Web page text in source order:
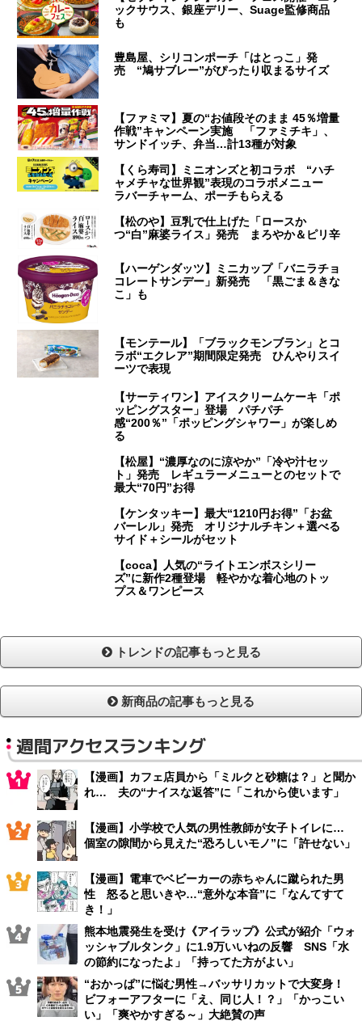
ックサウス、銀座デリー、Suage監修商品
も
豊島屋、シリコンポーチ「はとっこ」発
売 “鳩サブレー”がぴったり収まるサイズ
【ファミマ】夏の“お値段そのまま 45％増量
作戦”キャンペーン実施 「ファミチキ」、
サンドイッチ、弁当…計13種が対象
【くら寿司】ミニオンズと初コラボ “ハチ
ャメチャな世界観”表現のコラボメニュー
ラバーチャーム、ポーチもらえる
【松のや】豆乳で仕上げた「ロースか
つ“白”麻婆ライス」発売 まろやか＆ピリ辛
【ハーゲンダッツ】ミニカップ「バニラチョ
コレートサンデー」新発売 「黒ごま＆きな
こ」も
【モンテール】「ブラックモンブラン」とコ
ラボ“エクレア”期間限定発売 ひんやりスイ
ーツで表現
【サーティワン】アイスクリームケーキ「ポ
ッピングスター」登場 パチパチ
感“200％”「ポッピングシャワー」が楽しめ
る
【松屋】“濃厚なのに涼やか”「冷や汁セッ
ト」発売 レギュラーメニューとのセットで
最大“70円”お得
【ケンタッキー】最大“1210円お得”「お盆
バーレル」発売 オリジナルチキン＋選べる
サイド＋シールがセット
【coca】人気の“ライトエンボスシリー
ズ”に新作2種登場 軽やかな着心地のトッ
プス＆ワンピース
トレンドの記事もっと見る
新商品の記事もっと見る
週間アクセスランキング
【漫画】カフェ店員から「ミルクと砂糖は？」と聞か
れ… 夫の“ナイスな返答”に「これから使います」
【漫画】小学校で人気の男性教師が女子トイレに…
個室の隙間から見えた“恐ろしいモノ”に「許せない」
【漫画】電車でベビーカーの赤ちゃんに蹴られた男
性 怒ると思いきや…“意外な本音”に「なんてすて
き！」
熊本地震発生を受け《アイラップ》公式が紹介「ウォ
ッシャブルタンク」に1.9万いいねの反響 SNS「水
の節約になったよ」「持ってた方がよい」
“おかっぱ”に悩む男性→バッサリカットで大変身！
ビフォーアフターに「え、同じ人！？」「かっこい
い」「爽やかすぎる～」大絶賛の声